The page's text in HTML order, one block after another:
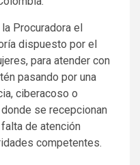
Procuradora el
dispuesto por el
para atender con
pasando por una
ciberacoso o
se recepcionan
de atención
competentes.